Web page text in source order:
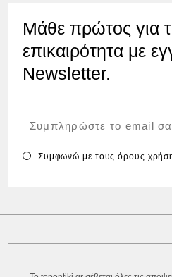
Μάθε πρώτος για
επικαιρότητα με
Newsletter.
Συμφωνώ με τουςόρους